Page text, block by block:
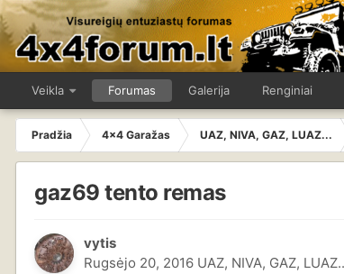
Veikla Forumas Galerija Renginiai
Pradžia 4x4 Garažas UAZ, NIVA, GAZ, LUAZ...
gaz69 tento remas
vytis
Rugsėjo 20, 2016 UAZ, NIVA, GAZ,